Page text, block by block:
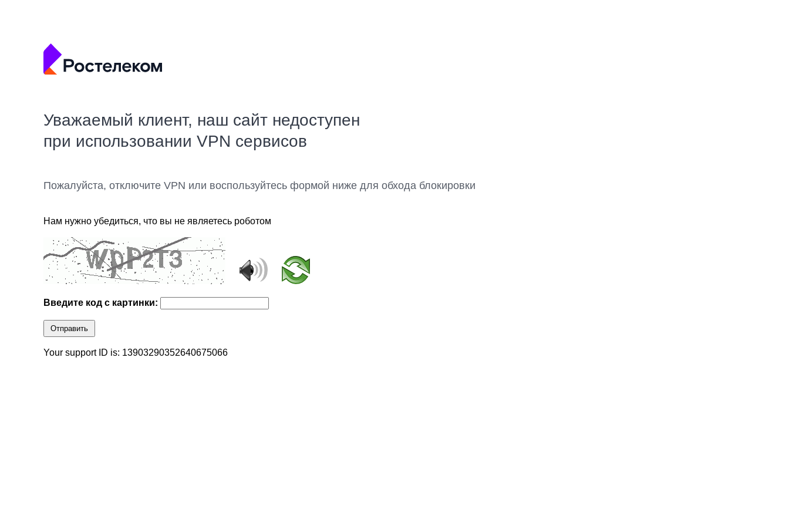
Уважаемый клиент, наш сайт недоступен
при использовании VPN сервисов
Пожалуйста, отключите VPN или воспользуйтесь формой ниже для обхода блокировки
Нам нужно убедиться, что вы не являетесь роботом
Введите код с картинки:
Отправить
Your support ID is: 13903290352640675066